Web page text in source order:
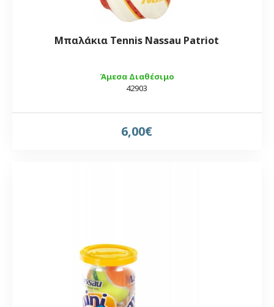
Άμεσα Διαθέσιμο
42903
Μπαλάκια Tennis Nassau Patriot
6,00€